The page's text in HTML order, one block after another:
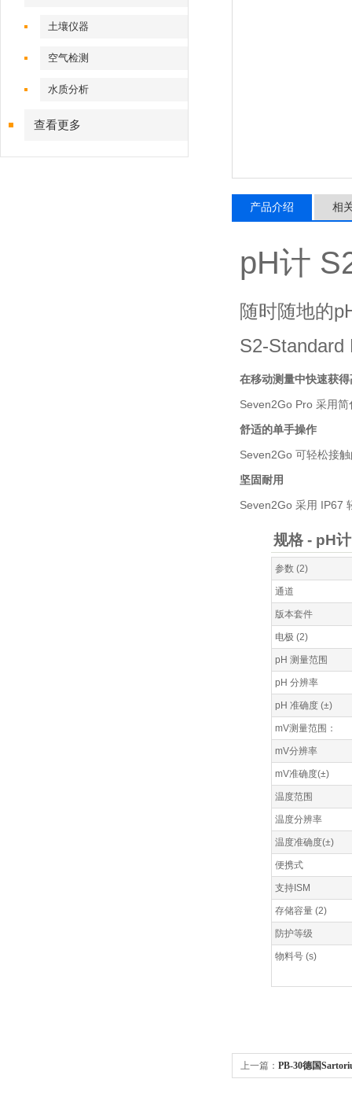
土壤仪器
空气检测
水质分析
查看更多
产品介绍 相
pH计
随时随地的
S2-
在移动测量中快速获
Seven2Go Pro 采用
舒适的单手操作
Seven2Go 可轻松接
坚固耐用
Seven2Go 采用 IP67
规格 - pH
参数 (2)
通道
版本套件
电极 (2)
pH 测量范围
pH 分辨率
pH 准确度 (±)
mV测量范围：
mV分辨率
mV准确度(±)
温度范围
温度分辨率
温度准确度(±)
便携式
支持ISM
存储容量 (2)
防护等级
物料号 (s)
上一篇： PB-30德国